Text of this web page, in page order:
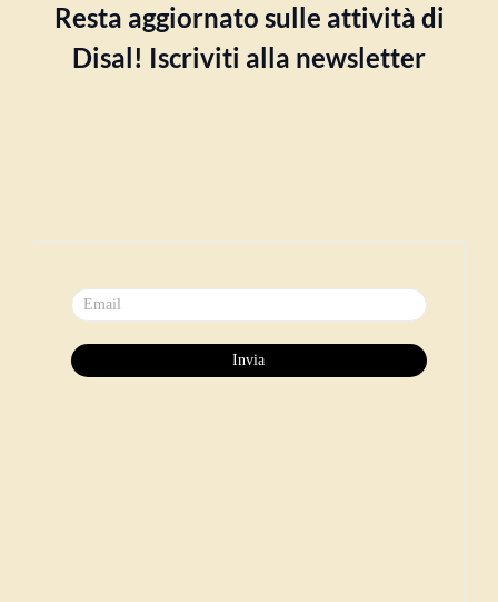
Resta aggiornato sulle attività di
Disal! Iscriviti alla newsletter